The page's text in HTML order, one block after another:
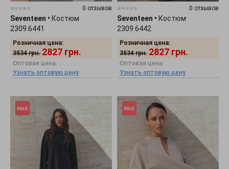
0 отзывов
Seventeen • Костюм
2309.6441
Розничная цена:
3534 грн. 2827 грн.
Оптовая цена:
Узнать оптовую цену
0 отзывов
Seventeen • Костюм
2309.6442
Розничная цена:
3534 грн. 2827 грн.
Оптовая цена:
Узнать оптовую цену